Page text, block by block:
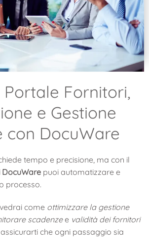
Portale Fornitori,
e Gestione
con DocuWare
tempo e precisione, ma con il
puoi automatizzare e
processo.
come ottimizzare la gestione
scadenzee validità dei fornitori
assicurarti che ogni passaggio sia